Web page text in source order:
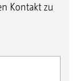
Kontakt zu